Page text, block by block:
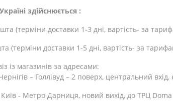
здійснюється :
(терміни доставки 1-3 дні, вартість- за
(терміни доставки 1-5 дні, вартість- за
із магазинів за адресами:
– Голлівуд – 2 поверх, центральний
- Метро Дарниця, новий вихід, до ТРЦ